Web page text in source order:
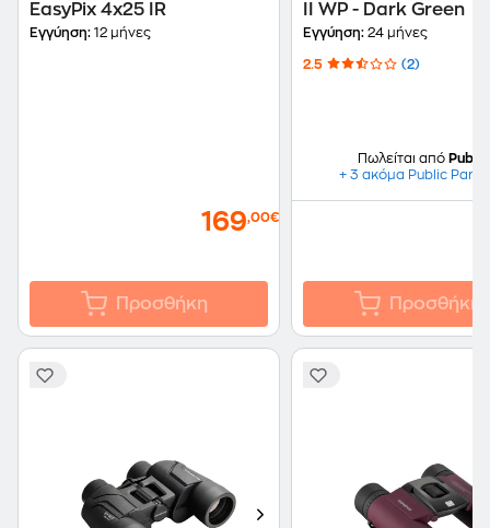
EasyPix 4x25 IR
Εγγύηση: 12 μήνες
169,00€
Προσθήκη
II WP - Dark Green
Εγγύηση: 24 μήνες
2.5 (2)
Πωλείται από Public
+ 3 ακόμα Public
Προσθήκη